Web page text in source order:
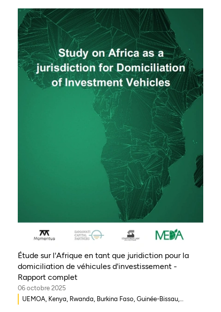
Étude sur l'Afrique en tant que juridiction pour la
domiciliation de véhicules d'investissement -
Rapport complet
06 octobre 2025
UEMOA, Kenya, Rwanda, Burkina Faso, Guinée-Bissau,